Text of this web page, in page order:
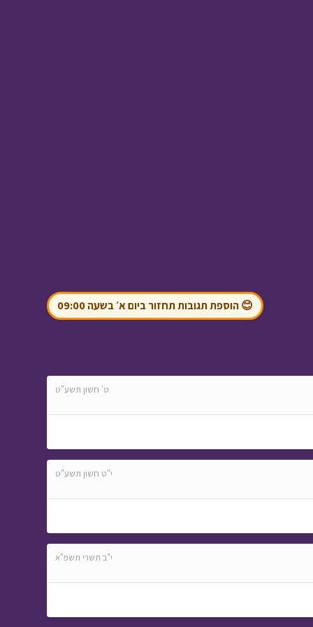
בול בפוני - שכנים
שכנים• מתוך בול בפוני
פרק שביעי• מתוך
המסע לבר המצווה
מתוך מסע כומתה
😊 הוספת תגובות תחזור ביום א׳ בשעה 09:00
ט' חשון תשע"ט
י"ט חשון תשע"ט
י"ב תשרי תשפ"א